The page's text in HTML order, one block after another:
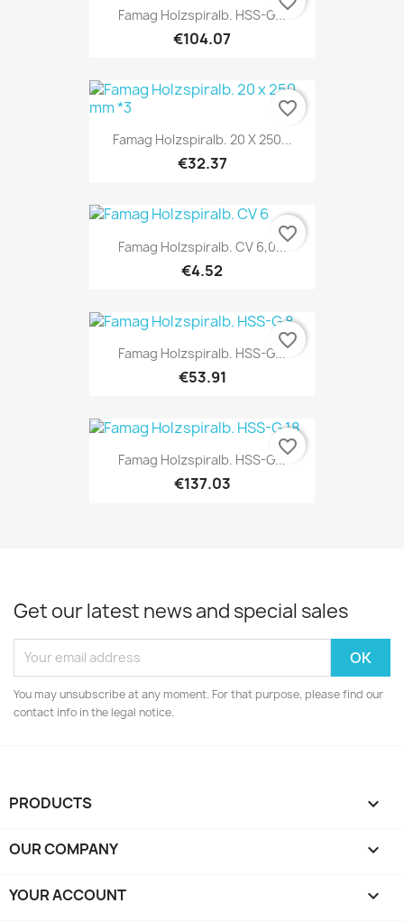
Famag Holzspiralb. HSS-G...
€104.07
Famag Holzspiralb. 20 X 250...
€32.37
favorite_border
Famag Holzspiralb. CV 6,0...
€4.52
favorite_border
Famag Holzspiralb. HSS-G...
€53.91
favorite_border
Famag Holzspiralb. HSS-G...
€137.03
favorite_border
Get our latest news and special sales
You may unsubscribe at any moment. For that purpose, please find our
contact info in the legal notice.
PRODUCTS 
OUR COMPANY 
YOUR ACCOUNT 